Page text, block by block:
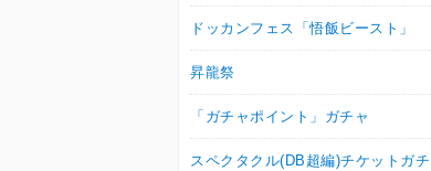
ドッカンフェス「悟飯ビースト」
昇龍祭
「ガチャポイント」ガチャ
スペクタクル(DB超編)チケットガチ